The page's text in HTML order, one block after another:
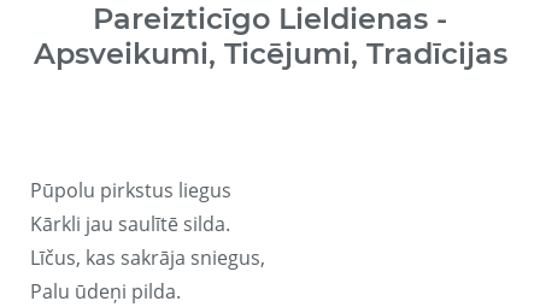
Pareizticīgo Lieldienas -
Apsveikumi, Ticējumi, Tradīcijas
Pūpolu pirkstus liegus
Kārkli jau saulītē silda.
Līčus, kas sakrāja sniegus,
Palu ūdeņi pilda.